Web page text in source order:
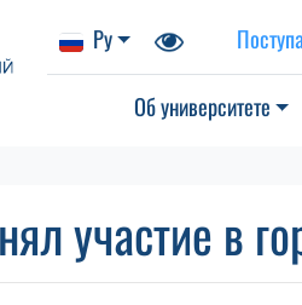
Ру
Об университете
участие в